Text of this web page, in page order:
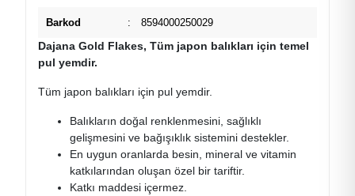
Barkod : 8594000250029
Dajana Gold Flakes, Tüm japon balıkları için temel
pul yemdir.
Tüm japon balıkları için pul yemdir.
Balıkların doğal renklenmesini, sağlıklı
gelişmesini ve bağışıklık sistemini destekler.
En uygun oranlarda besin, mineral ve vitamin
katkılarından oluşan özel bir tariftir.
Katkı maddesi içermez.